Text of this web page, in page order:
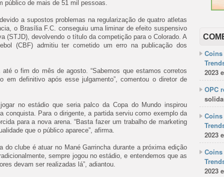
público de mais de 51 mil pessoas.
a supostos problemas na regularização de quatro atletas
o Brasília F.C. conseguiu uma liminar de efeito suspensivo
(STJD), devolvendo o título da competição para o Colorado. A
(CBF) admitiu ter cometido um erro na publicação dos
o fim do mês de agosto. “Sabemos que estamos corretos
definitivo após esse julgamento”, comentou o diretor de
no estádio que seria palco da Copa do Mundo inspirou
conquista. Para o dirigente, a partida serviu como exemplo da
para a nova arena. “Basta fazer um trabalho de marketing
que o público aparece”, afirma.
do clube é atuar no Mané Garrincha durante a próxima edição
sempre jogou no estádio, e entendemos que as
devam ser realizadas lá”, adiantou.
2023
OPC
2023
2023